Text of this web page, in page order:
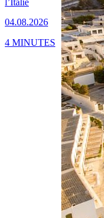
l’Italie
04.08.2026
4 MINUTES